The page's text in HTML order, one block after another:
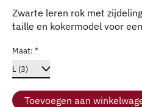
Zwarte leren rok met
taille en kokermodel voor
Maat: *
Toevoegen aan